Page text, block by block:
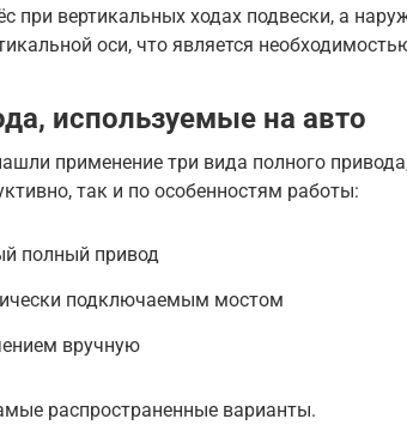
при вертикальных ходах подвески, а
оси, что является
используемые на авто
применение три вида полного
так и по особенностям работы:
полный привод
подключаемым мостом
вручную
распространенные варианты.